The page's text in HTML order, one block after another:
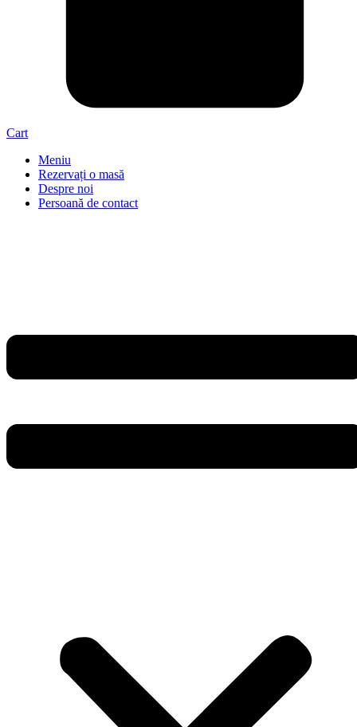
Cart
Meniu
Rezervați o masă
Despre noi
Persoană de contact